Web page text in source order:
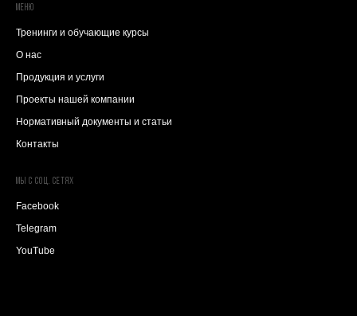
Меню
Тренинги и обучающие курсы
О нас
Продукция и услуги
Проекты нашей компании
Нормативный документы и статьи
Контакты
Мы с соц. сетях
Facebook
Telegram
YouTube